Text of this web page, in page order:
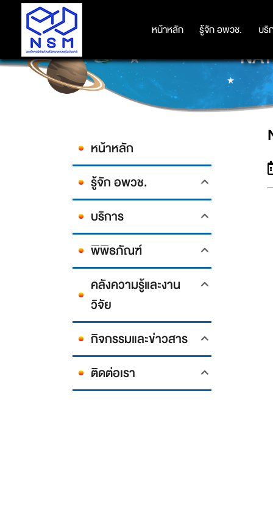
หน้าหลัก รู้จัก อพวช. บริ
หน้าหลัก รู้จัก อพวช. บริ
หน้าหลัก
รู้จัก อพวช.
บริการ
พิพิธภัณฑ์
คลังความรู้และงาน
วิจัย
กิจกรรมและข่าวสาร
ติดต่อเรา